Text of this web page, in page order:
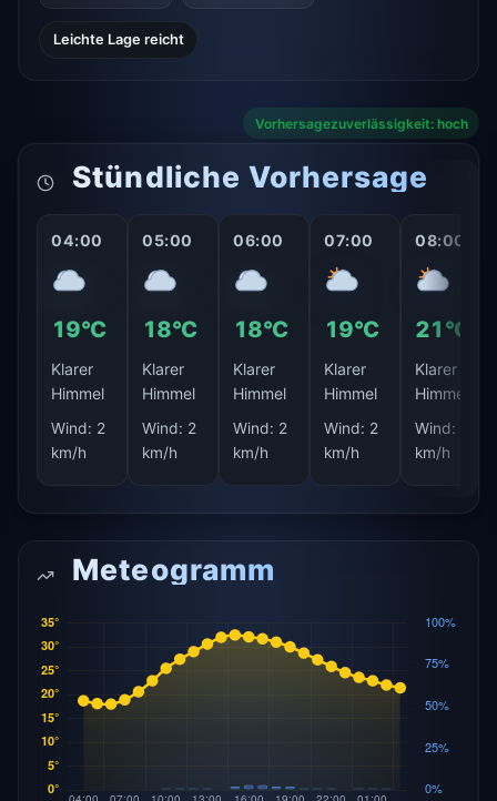
Leichte Lage reicht
Vorhersagezuverlässigkeit: hoch
Stündliche Vorhersage
04:00
19°C
Klarer
Himmel
Wind: 2
km/h
05:00
18°C
Klarer
Himmel
Wind: 2
km/h
06:00
18°C
Klarer
Himmel
Wind: 2
km/h
07:00
19°C
Klarer
Himmel
Wind: 2
km/h
08:00
21°C
Klarer
Himmel
Wind:
km/h
Meteogramm